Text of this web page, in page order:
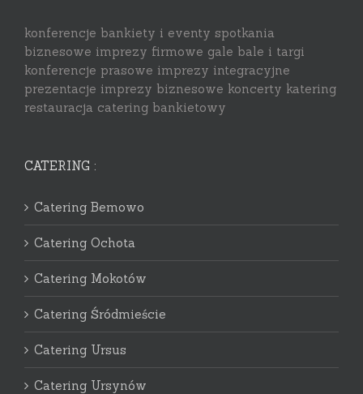
konferencje bankiety i eventy spotkania
biznesowe imprezy firmowe gale bale i targi
konferencje prasowe imprezy integracyjne
prezentacje imprezy biznesowe koncerty katering
restauracja catering bankietowy
CATERING :
Catering Bemowo
Catering Ochota
Catering Mokotów
Catering Śródmieście
Catering Ursus
Catering Ursynów